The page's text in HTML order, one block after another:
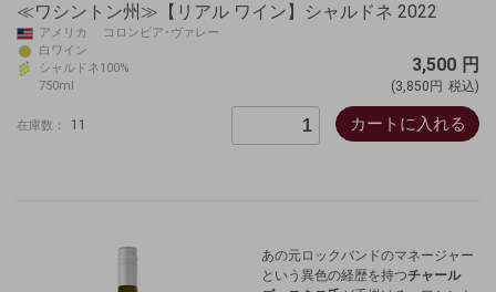
≪ワシントン州≫【リアル ワイン】シャルドネ 2022
アメリカ コロンビア･ヴァレー
白ワイン
シャルドネ100%
750ml
3,500 円
(3,850円 税込)
在庫数： 11 カートに入れる
あの元ロックバンドのマネージャー
という異色の経歴を持つチャール